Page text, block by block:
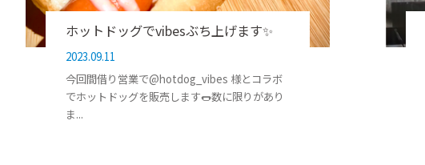
ホットドッグでvibesぶち上げます✨
2023.09.11
今回間借り営業で@hotdog_vibes 様とコラボ
でホットドッグを販売します🌭数に限りがあり
ま...